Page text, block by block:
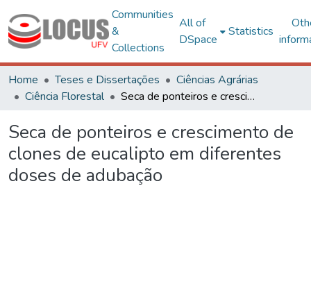
Communities
&
Collections
All of
DSpace
Statistics
Home Teses e Dissertações
Ciências Agrárias
Ciência Florestal
Seca de ponteiros e crescimento de clones de eucalipto em diferentes doses de adubação
Seca de ponteiros e crescimento de
clones de eucalipto em diferentes
doses de adubação